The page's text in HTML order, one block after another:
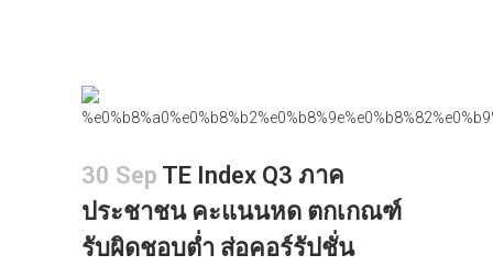
30 Sep TE Index Q3 ภาค
ประชาชน คะแนนหด ตกเกณฑ์
รับผิดชอบต่ำ ส่อคอร์รัปชั่น